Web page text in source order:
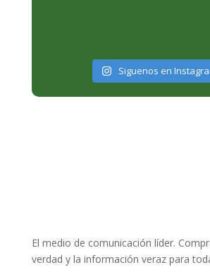
Siguenos en
El medio de comunicación líder.
verdad y la información veraz para